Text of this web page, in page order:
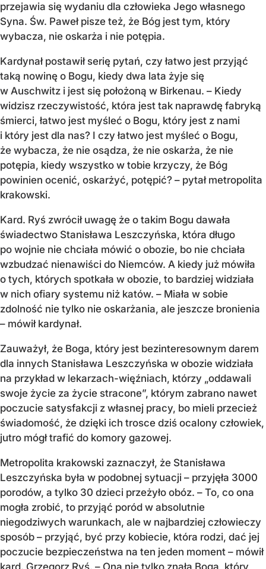
przejawia się wydaniu dla człowieka Jego własnego
Syna. Św. Paweł pisze też, że Bóg jest tym, który
wybacza, nie oskarża i nie potępia.
Kardynał postawił serię pytań, czy łatwo jest przyjąć
taką nowinę o Bogu, kiedy dwa lata żyje się
w Auschwitz i jest się położoną w Birkenau. – Kiedy
widzisz rzeczywistość, która jest tak naprawdę fabryką
śmierci, łatwo jest myśleć o Bogu, który jest z nami
i który jest dla nas? I czy łatwo jest myśleć o Bogu,
że wybacza, że nie osądza, że nie oskarża, że nie
potępia, kiedy wszystko w tobie krzyczy, że Bóg
powinien ocenić, oskarżyć, potępić? – pytał metropolita
krakowski.
Kard. Ryś zwrócił uwagę że o takim Bogu dawała
świadectwo Stanisława Leszczyńska, która długo
po wojnie nie chciała mówić o obozie, bo nie chciała
wzbudzać nienawiści do Niemców. A kiedy już mówiła
o tych, których spotkała w obozie, to bardziej widziała
w nich ofiary systemu niż katów. – Miała w sobie
zdolność nie tylko nie oskarżania, ale jeszcze bronienia
– mówił kardynał.
Zauważył, że Boga, który jest bezinteresownym darem
dla innych Stanisława Leszczyńska w obozie widziała
na przykład w lekarzach-więźniach, którzy „oddawali
swoje życie za życie stracone”, którym zabrano nawet
poczucie satysfakcji z własnej pracy, bo mieli przecież
świadomość, że dzięki ich trosce dziś ocalony człowiek,
jutro mógł trafić do komory gazowej.
Metropolita krakowski zaznaczył, że Stanisława
Leszczyńska była w podobnej sytuacji – przyjęła 3000
porodów, a tylko 30 dzieci przeżyło obóz. – To, co ona
mogła zrobić, to przyjąć poród w absolutnie
niegodziwych warunkach, ale w najbardziej człowieczy
sposób – przyjąć, być przy kobiecie, która rodzi, dać jej
poczucie bezpieczeństwa na ten jeden moment – mówił